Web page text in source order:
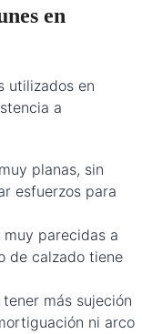
en
utilizados en
a
planas, sin
esfuerzos para
muy parecidas a
de calzado tiene
más sujeción
ni arco